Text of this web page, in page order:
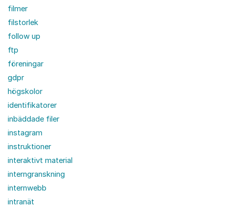
filmer
filstorlek
follow up
ftp
föreningar
gdpr
högskolor
identifikatorer
inbäddade filer
instagram
instruktioner
interaktivt material
interngranskning
internwebb
intranät